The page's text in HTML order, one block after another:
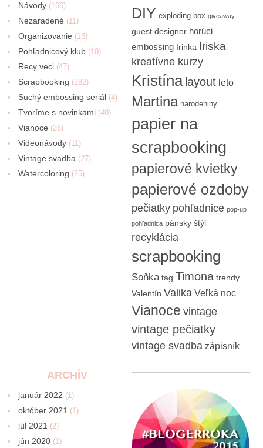
Návody (166)
Nezaradené (11)
Organizovanie (15)
Pohľadnicový klub (10)
Recy veci (47)
Scrapbooking (282)
Suchý embossing seriál (4)
Tvoríme s novinkami (40)
Vianoce (26)
Videonávody (11)
Vintage svadba (27)
Watercoloring (25)
DIY exploding box giveaway
guest designer horúci
embossing Irinka Iriska
kreatívne kurzy
Kristína layout leto
Martina narodeniny
papier na
scrapbooking
papierové kvietky
papierové ozdoby
pečiatky pohľadnice pop-up
pohľadnica pánsky štýl
recyklácia
scrapbooking
Soňka tag Timona trendy
Valentín Valika Veľká noc
Vianoce vintage
vintage pečiatky
vintage svadba zápisník
ARCHÍV
január 2022 (1)
október 2021 (1)
júl 2021 (2)
jún 2020 (1)